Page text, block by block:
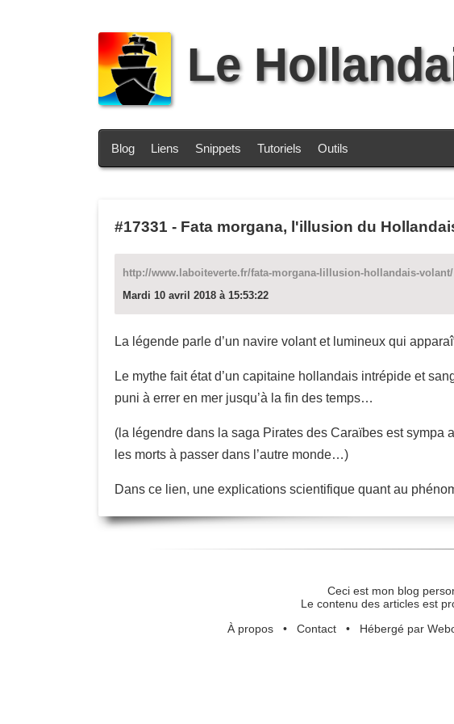
Le
Blog Liens Snippets Tutoriels Outils
#17331 - Fata morgana, l'illusion du
http://www.laboiteverte.fr/fata-morgana-lillusion-hollandais-volant/
Mardi 10 avril 2018 à 15:53:22
La légende parle d’un navire volant et lumineux qui
Le mythe fait état d’un capitaine hollandais intrépide et
puni à errer en mer jusqu’à la fin des temps…
(la légendre dans la saga Pirates des Caraïbes est
les morts à passer dans l’autre monde…)
Dans ce lien, une explications scientifique quant au
Ceci est mon blog
Le contenu des articles est
À propos• Contact• Hébergé par